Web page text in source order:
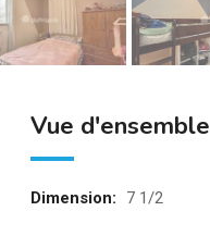
Vue d'ensemble
Dimension: 7 1/2